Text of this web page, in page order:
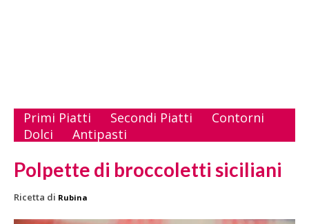
Primi Piatti Secondi Piatti
Contorni
Dolci
Antipasti
Polpette di broccoletti siciliani
Ricetta di Rubina